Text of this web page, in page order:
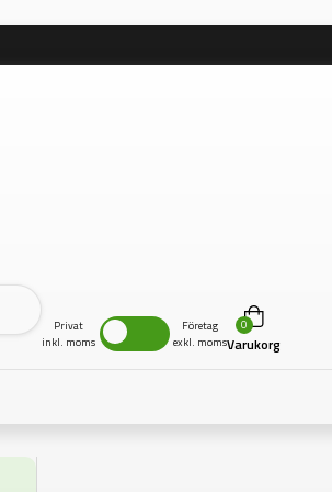
Privat
inkl. moms
Företag
exkl. moms
0
Varukorg